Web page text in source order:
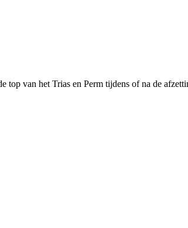
top van het Trias en Perm tijdens of na de